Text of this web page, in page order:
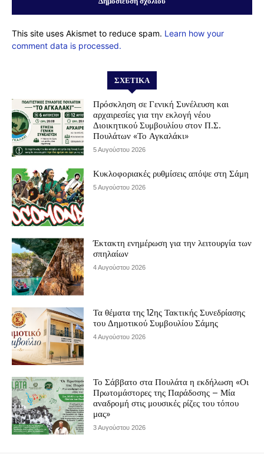
This site uses Akismet to reduce spam. Learn how your
comment data is processed.
ΣΧΕΤΙΚΆ
Πρόσκληση σε Γενική Συνέλευση και
αρχαιρεσίες για την εκλογή νέου
Διοικητικού Συμβουλίου στον Π.Σ.
Πουλάτων «Το Αγκαλάκι»
5 Αυγούστου 2026
Κυκλοφοριακές ρυθμίσεις απόψε στη Σάμη
5 Αυγούστου 2026
Έκτακτη ενημέρωση για την λειτουργία των
σπηλαίων
4 Αυγούστου 2026
Τα θέματα της 12ης Τακτικής Συνεδρίασης
του Δημοτικού Συμβουλίου Σάμης
4 Αυγούστου 2026
Το Σάββατο στα Πουλάτα η εκδήλωση «Οι
Πρωτομάστορες της Παράδοσης – Μία
αναδρομή στις μουσικές ρίζες του τόπου
μας»
3 Αυγούστου 2026